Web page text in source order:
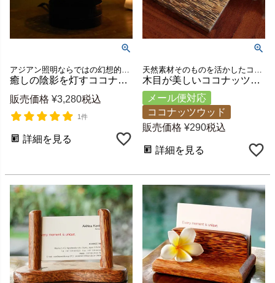
アジアン照明ならではの幻想的な光と影が浮き出るバリ島の人気アジアンランプ
癒しの陰影を灯すココナッツボールランプ ガムランモチーフ 直径約11cm [12731]
販売価格 ¥3,280税込
1件
詳細を見る
天然素材そのものを活かしたコースター♪グラスやカップのトレイにすればおうちカフェ気分が味わえるバリ島の人気アジアン雑貨。
木目が美しいココナッツウッドのコースター 約W9×D9×H1cm [11291]
メール便対応
ココナッツウッド
販売価格 ¥290税込
詳細を見る